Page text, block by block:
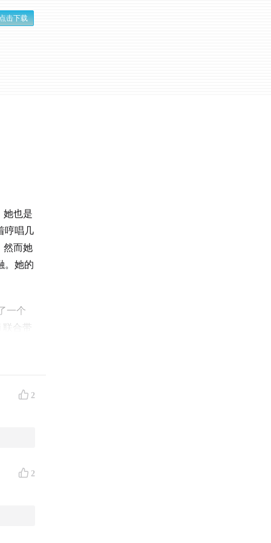
击下载
她也是
哼唱几
然而她
。她的
一个
联合带
主线
2
2